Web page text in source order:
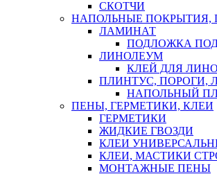
СКОТЧИ
НАПОЛЬНЫЕ ПОКРЫТИЯ,
ЛАМИНАТ
ПОДЛОЖКА
ЛИНОЛЕУМ
КЛЕЙ ДЛЯ
ПЛИНТУС, ПОРОГИ,
НАПОЛЬНЫЙ
ПЕНЫ, ГЕРМЕТИКИ, КЛЕИ
ГЕРМЕТИКИ
ЖИДКИЕ ГВОЗДИ
КЛЕИ
КЛЕИ, МАСТИКИ
МОНТАЖНЫЕ ПЕНЫ